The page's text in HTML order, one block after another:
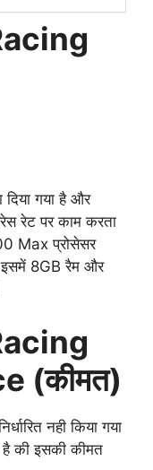
गया है और
रेट पर काम करता
Max प्रोसेसर
इसमें 8GB रैम और
(कीमत)
नही किया गया
है की इसकी कीमत